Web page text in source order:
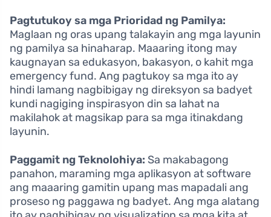
Pagtutukoy sa mga Prioridad ng Pamilya:
Maglaan ng oras upang talakayin ang mga layunin
ng pamilya sa hinaharap. Maaaring itong may
kaugnayan sa edukasyon, bakasyon, o kahit mga
emergency fund. Ang pagtukoy sa mga ito ay
hindi lamang nagbibigay ng direksyon sa badyet
kundi nagiging inspirasyon din sa lahat na
makilahok at magsikap para sa mga itinakdang
layunin.
Paggamit ng Teknolohiya: Sa makabagong
panahon, maraming mga aplikasyon at software
ang maaaring gamitin upang mas mapadali ang
proseso ng paggawa ng badyet. Ang mga alatang